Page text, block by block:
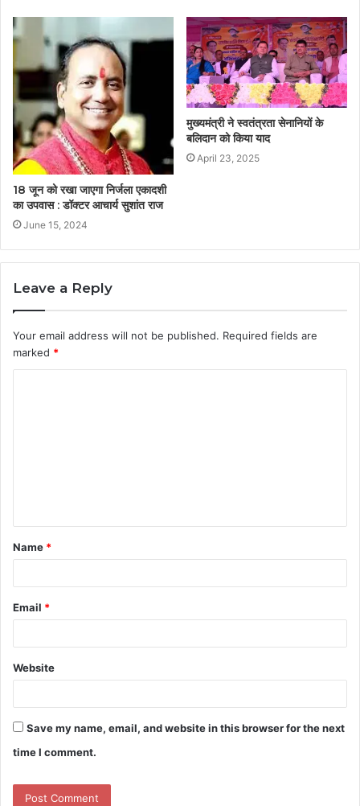
18 जून को रखा जाएगा निर्जला एकादशी
का उपवास : डॉक्टर आचार्य सुशांत राज
June 15, 2024
मुख्यमंत्री ने स्वतंत्रता सेनानियों के
बलिदान को किया याद
April 23, 2025
Leave a Reply
Your email address will not be published. Required fields are
marked *
t
*
Name *
Email *
Website
Save my name, email, and website in this browser for the next
time I comment.